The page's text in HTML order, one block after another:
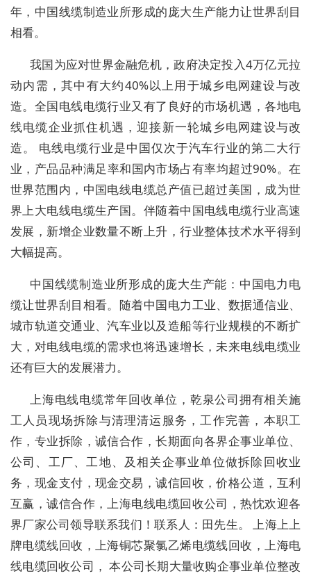
年，中国线缆制造业所形成的庞大生产能力让世界刮目
相看。
我国为应对世界金融危机，政府决定投入4万亿元拉
动内需，其中有大约40%以上用于城乡电网建设与改
造。全国电线电缆行业又有了良好的市场机遇，各地电
线电缆企业抓住机遇，迎接新一轮城乡电网建设与改
造。 电线电缆行业是中国仅次于汽车行业的第二大行
业，产品品种满足率和国内市场占有率均超过90%。在
世界范围内，中国电线电缆总产值已超过美国，成为世
界上大电线电缆生产国。伴随着中国电线电缆行业高速
发展，新增企业数量不断上升，行业整体技术水平得到
大幅提高。
中国线缆制造业所形成的庞大生产能：中国电力电
缆让世界刮目相看。随着中国电力工业、数据通信业、
城市轨道交通业、汽车业以及造船等行业规模的不断扩
大，对电线电缆的需求也将迅速增长，未来电线电缆业
还有巨大的发展潜力。
上海电线电缆常年回收单位，乾泉公司拥有相关施
工人员现场拆除与清理清运服务，工作完善，本职工
作，专业拆除，诚信合作，长期面向各界企事业单位、
公司、工厂、工地、及相关企事业单位做拆除回收业
务，现金支付，现金交易，诚信回收，价格公道，互利
互赢，诚信合作，上海电线电缆回收公司，热忱欢迎各
界厂家公司领导联系我们！联系人：田先生。 上海上上
牌电缆线回收，上海铜芯聚氯乙烯电缆线回收，上海电
线电缆回收公司， 本公司长期大量收购企事业单位整改